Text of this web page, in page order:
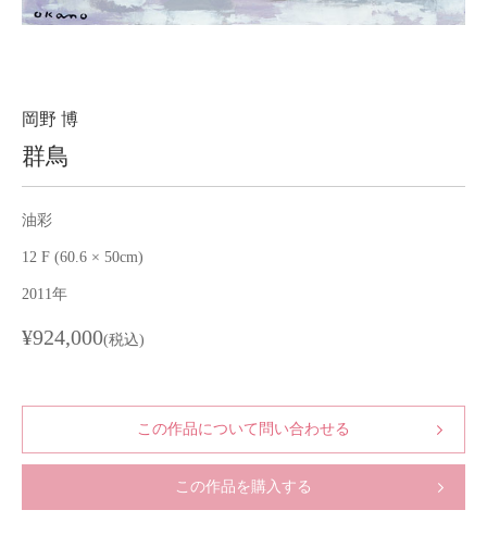
Contact
Purchase assessment
岡野 博
群鳥
油彩
12 F (60.6 × 50cm)
2011年
¥924,000(税込)
この作品について問い合わせる
この作品を購入する